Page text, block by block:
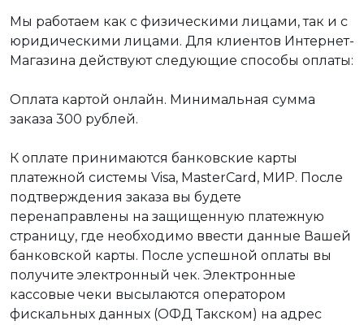
Мы работаем как с физическими лицами, так и с
юридическими лицами. Для клиентов Интернет-
Магазина действуют следующие способы оплаты:
Оплата картой онлайн. Минимальная сумма
заказа 300 рублей.
К оплате принимаются банковские карты
платежной системы Visa, MasterCard, МИР. После
подтверждения заказа вы будете
перенаправлены на защищенную платежную
страницу, где необходимо ввести данные Вашей
банковской карты. После успешной оплаты вы
получите электронный чек. Электронные
кассовые чеки высылаются оператором
фискальных данных (ОФД Такском) на адрес